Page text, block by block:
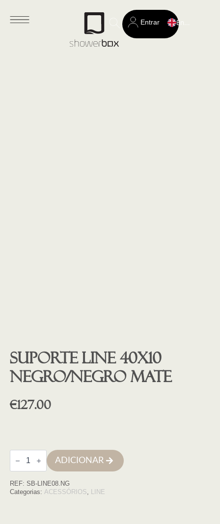
Search
for:
Entrar
Suporte Line 40X10
negro/negro mate
€127.00
Quantidade
de
Suporte
40X10
negro/negro
ADICIONAR
REF: SB-LINE08.NG
Categorias: ACESSÓRIOS, LINE